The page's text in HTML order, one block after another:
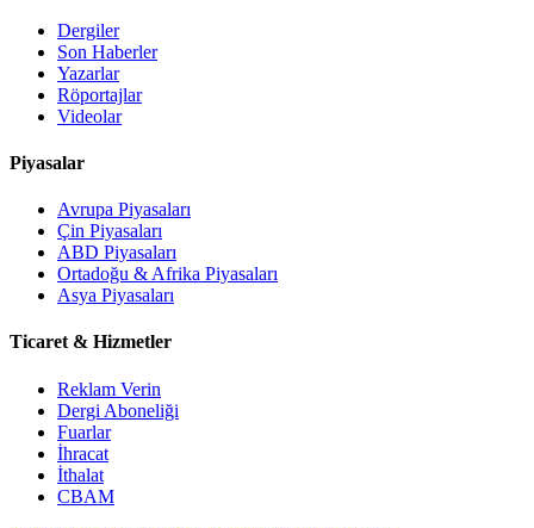
Dergiler
Son Haberler
Yazarlar
Röportajlar
Videolar
Piyasalar
Avrupa Piyasaları
Çin Piyasaları
ABD Piyasaları
Ortadoğu & Afrika Piyasaları
Asya Piyasaları
Ticaret & Hizmetler
Reklam Verin
Dergi Aboneliği
Fuarlar
İhracat
İthalat
CBAM